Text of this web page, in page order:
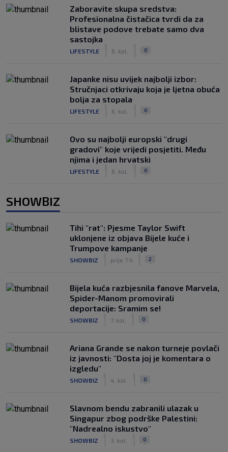
Zaboravite skupa sredstva:
Profesionalna čistačica tvrdi da za
blistave podove trebate samo dva
sastojka
LIFESTYLE 6. kol. 0
Japanke nisu uvijek najbolji izbor:
Stručnjaci otkrivaju koja je ljetna obuća
bolja za stopala
LIFESTYLE 6. kol. 0
Ovo su najbolji europski "drugi
gradovi" koje vrijedi posjetiti. Među
njima i jedan hrvatski
LIFESTYLE 6. kol. 0
SHOWBIZ
Tihi "rat": Pjesme Taylor Swift
uklonjene iz objava Bijele kuće i
Trumpove kampanje
SHOWBIZ prije 7 h 2
Bijela kuća razbjesnila fanove Marvela,
Spider-Manom promovirali
deportacije: Sramim se!
SHOWBIZ 7. kol. 0
Ariana Grande se nakon turneje povlači
iz javnosti: "Dosta joj je komentara o
izgledu"
SHOWBIZ 4. kol. 0
Slavnom bendu zabranili ulazak u
Singapur zbog podrške Palestini:
"Nadrealno iskustvo"
SHOWBIZ 3. kol. 0